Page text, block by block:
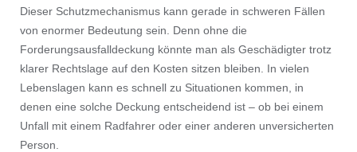
Dieser Schutzmechanismus kann gerade in schweren Fällen
von enormer Bedeutung sein. Denn ohne die
Forderungsausfalldeckung könnte man als Geschädigter trotz
klarer Rechtslage auf den Kosten sitzen bleiben. In vielen
Lebenslagen kann es schnell zu Situationen kommen, in
denen eine solche Deckung entscheidend ist – ob bei einem
Unfall mit einem Radfahrer oder einer anderen unversicherten
Person.